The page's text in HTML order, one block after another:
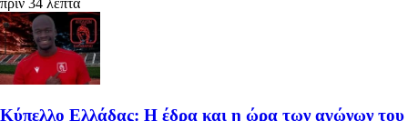
Κύπελλο Ελλάδας: Η έδρα και η ώρα των αγώνων του